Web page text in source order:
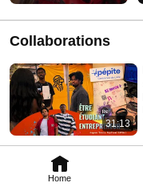
Home
Collaborations
31:13